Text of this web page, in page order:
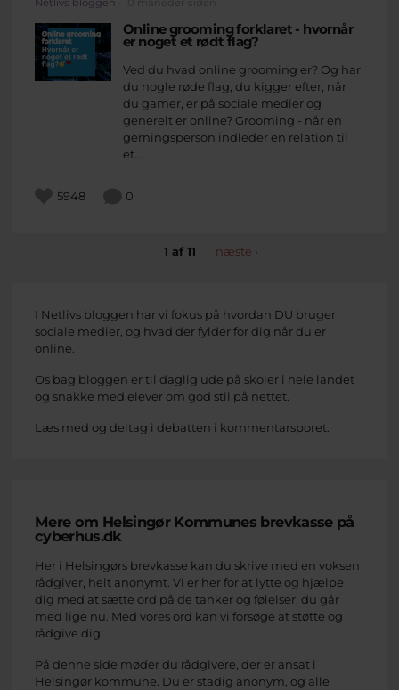
I Netlivs bloggen har vi fokus på hvordan DU bruger
sociale medier, og hvad der fylder for dig når du er
online.
Os bag bloggen er til daglig ude på skoler i hele landet
og snakke med elever om god stil på nettet.
Læs med og deltag i debatten i kommentarsporet.
Netlivs bloggen
Online grooming forklaret - hvornår
er noget et rødt flag?
Ved du hvad online grooming er? Og har
du nogle røde flag, du kigger efter, når
du gamer, er på sociale medier og
generelt er online? Grooming - når en
gerningsperson indleder en relation til
et...
5948 0
1 af 11 næste ›
Mere om Helsingør Kommunes brevkasse på
cyberhus.dk
Her i Helsingørs brevkasse kan du skrive med en voksen
rådgiver, helt anonymt. Vi er her for at lytte og hjælpe
dig med at sætte ord på de tanker og følelser, du går
med lige nu. Med vores ord kan vi forsøge at støtte og
rådgive dig.
På denne side møder du rådgivere, der er ansat i
Helsingør kommune. Du er stadig anonym, og alle